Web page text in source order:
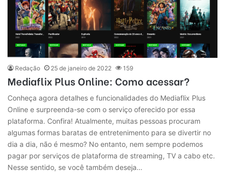
Redação 25 de janeiro de 2022 159
Mediaflix Plus Online: Como acessar?
Conheça agora detalhes e funcionalidades do Mediaflix Plus
Online e surpreenda-se com o serviço oferecido por essa
plataforma. Confira! Atualmente, muitas pessoas procuram
algumas formas baratas de entretenimento para se divertir no
dia a dia, não é mesmo? No entanto, nem sempre podemos
pagar por serviços de plataforma de streaming, TV a cabo etc.
Nesse sentido, se você também deseja…